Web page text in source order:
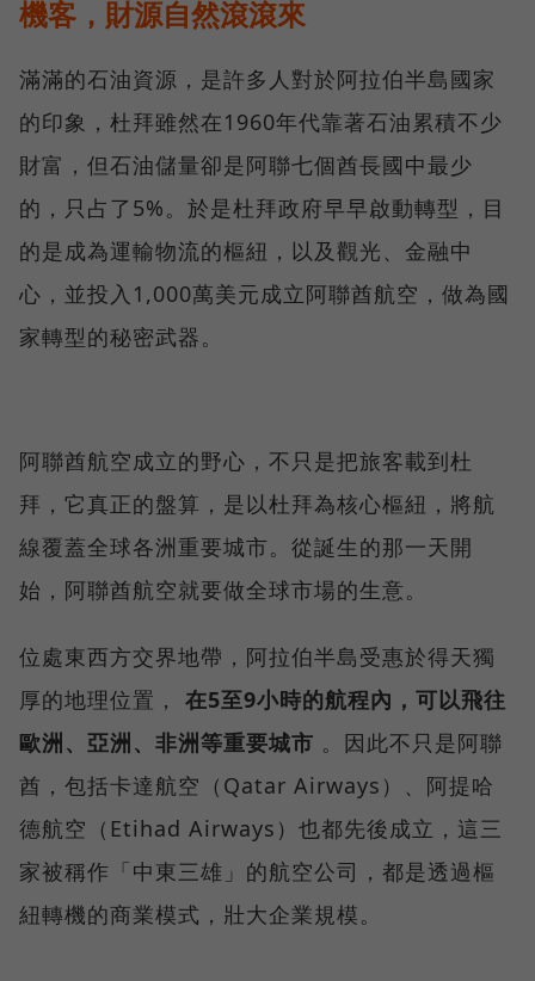
機客，財源自然滾滾來
滿滿的石油資源，是許多人對於阿拉伯半島國家
的印象，杜拜雖然在1960年代靠著石油累積不少
財富，但石油儲量卻是阿聯七個酋長國中最少
的，只占了5%。於是杜拜政府早早啟動轉型，目
的是成為運輸物流的樞紐，以及觀光、金融中
心，並投入1,000萬美元成立阿聯酋航空，做為國
家轉型的秘密武器。
阿聯酋航空成立的野心，不只是把旅客載到杜
拜，它真正的盤算，是以杜拜為核心樞紐，將航
線覆蓋全球各洲重要城市。從誕生的那一天開
始，阿聯酋航空就要做全球市場的生意。
位處東西方交界地帶，阿拉伯半島受惠於得天獨
厚的地理位置， 在5至9小時的航程內，可以飛往
歐洲、亞洲、非洲等重要城市 。因此不只是阿聯
酋，包括卡達航空（Qatar Airways）、阿提哈
德航空（Etihad Airways）也都先後成立，這三
家被稱作「中東三雄」的航空公司，都是透過樞
紐轉機的商業模式，壯大企業規模。